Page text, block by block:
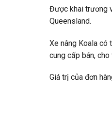
Được khai trương
Queensland.
Xe nâng Koala có
cung cấp bán,
Giá trị của đơn